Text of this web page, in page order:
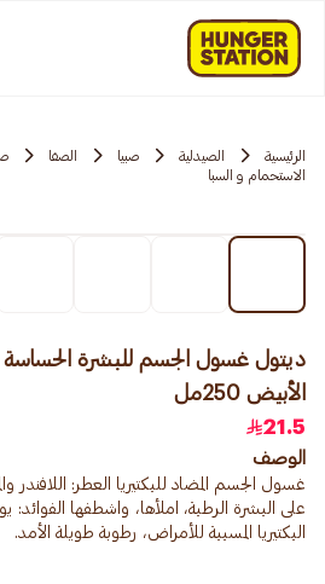
الرئيسية الصيدلية صبيا الصفا
الاستحمام و السبا
ديتول غسول الجسم للبشرة الحساسة
الأبيض 250مل
21.5
الوصف
غسول الجسم المضاد للبكتيريا العطر:
البكتيريا المسببة للأمراض، رطوبة طويلة الأمد.